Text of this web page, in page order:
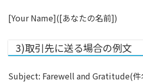
[Your Name]([あなたの名前])
3)取引先に送る場合の例文
Subject: Farewell and Gratitude(